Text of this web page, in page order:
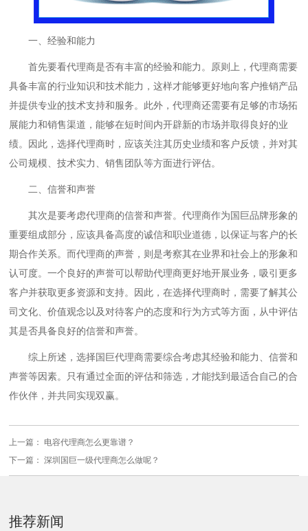
一、经验和能力
首先要看代理商是否有丰富的经验和能力。原则上，代理商需要
具备丰富的行业知识和技术能力，这样才能够更好地向客户推销产品
并提供专业的技术支持和服务。此外，代理商还需要有足够的市场拓
展能力和销售渠道，能够在短时间内开辟新的市场并取得良好的业
绩。因此，选择代理商时，应该关注其历史业绩和客户反馈，并对其
公司规模、技术实力、销售团队等方面进行评估。
二、信誉和声誉
其次是要考虑代理商的信誉和声誉。代理商作为国巨品牌形象的
重要组成部分，应该具备高度的诚信和职业道德，以保证与客户的长
期合作关系。而代理商的声誉，则是考察其在业界和社会上的形象和
认可度。一个良好的声誉可以帮助代理商更好地开展业务，吸引更多
客户并获取更多资源和支持。因此，在选择代理商时，需要了解其公
司文化、价值观念以及对待客户的态度和行为方式等方面，从中评估
其是否具备良好的信誉和声誉。
综上所述，选择国巨代理商需要综合考虑其经验和能力、信誉和
声誉等因素。只有通过全面的评估和筛选，才能找到最适合自己的合
作伙伴，并共同实现双赢。
上一篇： 电容代理商怎么更靠谱？
下一篇：深圳国巨一级代理商怎么做呢？
推荐新闻